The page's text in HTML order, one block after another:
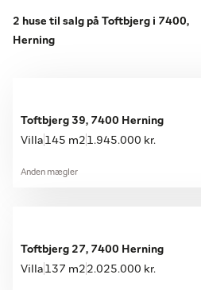
2 huse til salg på Toftbjerg i 7400,
Herning
Toftbjerg 39, 7400 Herning
Villa 145 m2 1.945.000 kr.
Anden mægler
Toftbjerg 27, 7400 Herning
Villa 137 m2 2.025.000 kr.